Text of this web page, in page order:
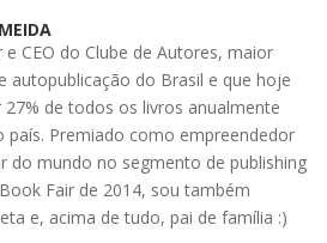
e CEO do Clube de Autores, maior
autopublicação do Brasil e que hoje
de todos os livros anualmente
país. Premiado como empreendedor
do mundo no segmento de publishing
Fair de 2014, sou também
e, acima de tudo, pai de família :)